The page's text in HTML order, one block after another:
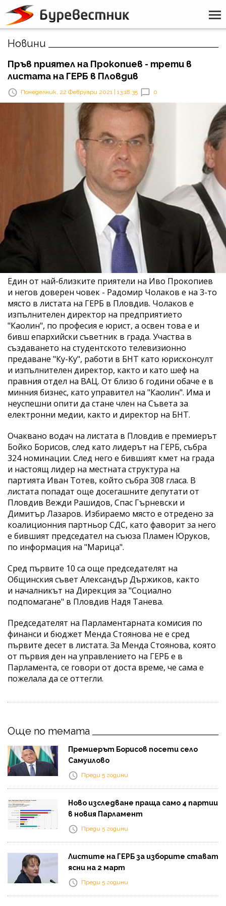
Новини
Пръв приятел на Прокопиев - трети в
листата на ГЕРБ в Пловдив
Понеделник, 22 Февруари 2021 | 13:18:35 0
Един от най-близките приятели на Иво Прокопиев
и негов доверен човек - Радомир Чолаков е на 3-то
място в листата на ГЕРБ в Пловдив. Чолаков е
изпълнителен директор на предприятието
"Каолин", по професия е юрист, а освен това е и
бивш епархийски съветник в града. Участва в
създаването на студентското телевизионно
предаване "Ку-Ку", работи в БНТ като юрисконсулт
и изпълнителен директор, както и като шеф на
правния отдел на ВАЦ. От близо 6 години обаче е в
минния бизнес, като управител на "Каолин". Има и
неуспешни опити да стане член на Съвета за
електронни медии, както и директор на БНТ.
Очаквано водач на листата в Пловдив е премиерът
Бойко Борисов, след като лидерът на ГЕРБ, събра
324 номинации. След него е бившият кмет на града
и настоящ лидер на местната структура на
партията Иван Тотев, който събра 308 гласа. В
листата попадат още досегашните депутати от
Пловдив Вежди Рашидов, Спас Гърневски и
Димитър Лазаров. Избираемо място е отредено за
коалиционния партньор СДС, като фаворит за него
е бившият председател на съюза Пламен Юруков,
по информация на "Марица".
Сред първите 10 са още председателят на
Общинския съвет Александър Държиков, както
и началникът на Дирекция за "Социално
подпомагане" в Пловдив Надя Танева.
Председателят на Парламентарната комисия по
финанси и бюджет Менда Стоянова не е сред
първите десет в листата. За Менда Стоянова, която
от първия ден на управлението на ГЕРБ е в
Парламента, се говори от доста време, че сама е
пожелала да се оттегли.
Още по темата
Премиерът Борисов посети село
Самуилово
Преди 5 години
Ново изследване праща само 4 партии
в новия Парламент
Преди 5 години
Листите на ГЕРБ за изборите стават
ясни на 2 март
Преди 5 години